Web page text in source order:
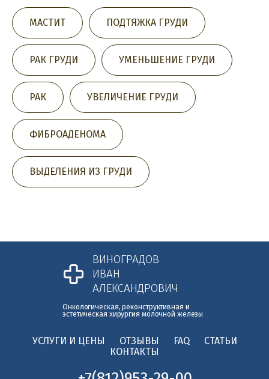
МАСТИТ ПОДТЯЖКА ГРУДИ
РАК ГРУДИ УМЕНЬШЕНИЕ ГРУДИ
РАК УВЕЛИЧЕНИЕ ГРУДИ
ФИБРОАДЕНОМА
ВЫДЕЛЕНИЯ ИЗ ГРУДИ
ВИНОГРАДОВ
ИВАН
АЛЕКСАНДРОВИЧ
Онкологическая, реконструктивная и
эстетическая хирургия молочной железы
УСЛУГИ И ЦЕНЫ ОТЗЫВЫ FAQ
СТАТЬИ
КОНТАКТЫ